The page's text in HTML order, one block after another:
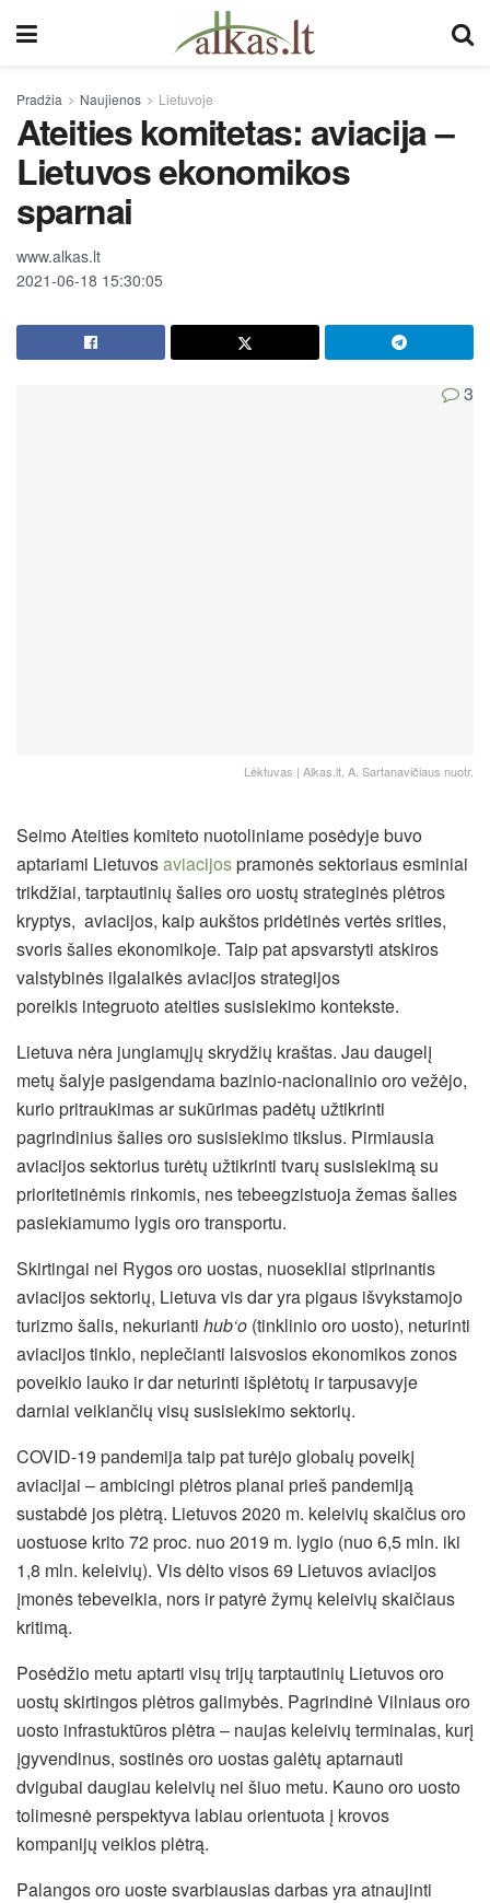
Pradžia Naujienos Lietuvoje
Ateities komitetas: aviacija –
Lietuvos ekonomikos
sparnai
www.alkas.lt
2021-06-18 15:30:05
3
Lėktuvas | Alkas.lt, A. Sartanavičiaus nuotr.
Seimo Ateities komiteto nuotoliniame posėdyje buvo
aptariami Lietuvosaviacijospramonės sektoriaus esminiai
trikdžiai, tarptautinių šalies oro uostų strateginės plėtros
kryptys, aviacijos, kaip aukštos pridėtinės vertės srities,
svoris šalies ekonomikoje. Taip pat apsvarstyti atskiros
valstybinės ilgalaikės aviacijos strategijos
poreikis integruoto ateities susisiekimo kontekste.
Lietuva nėra jungiamųjų skrydžių kraštas. Jau daugelį
metų šalyje pasigendama bazinio-nacionalinio oro vežėjo,
kurio pritraukimas ar sukūrimas padėtų užtikrinti
pagrindinius šalies oro susisiekimo tikslus. Pirmiausia
aviacijos sektorius turėtų užtikrinti tvarų susisiekimą su
prioritetinėmis rinkomis, nes tebeegzistuoja žemas šalies
pasiekiamumo lygis oro transportu.
Skirtingai nei Rygos oro uostas, nuosekliai stiprinantis
aviacijos sektorių, Lietuva vis dar yra pigaus išvykstamojo
turizmo šalis, nekurianti hub‘o (tinklinio oro uosto), neturinti
aviacijos tinklo, neplečianti laisvosios ekonomikos zonos
poveikio lauko ir dar neturinti išplėtotų ir tarpusavyje
darniai veikiančių visų susisiekimo sektorių.
COVID-19 pandemija taip pat turėjo globalų poveikį
aviacijai – ambicingi plėtros planai prieš pandemiją
sustabdė jos plėtrą. Lietuvos 2020 m. keleivių skaičius oro
uostuose krito 72 proc. nuo 2019 m. lygio (nuo 6,5 mln. iki
1,8 mln. keleivių). Vis dėlto visos 69 Lietuvos aviacijos
įmonės tebeveikia, nors ir patyrė žymų keleivių skaičiaus
kritimą.
Posėdžio metu aptarti visų trijų tarptautinių Lietuvos oro
uostų skirtingos plėtros galimybės. Pagrindinė Vilniaus oro
uosto infrastuktūros plėtra – naujas keleivių terminalas, kurį
įgyvendinus, sostinės oro uostas galėtų aptarnauti
dvigubai daugiau keleivių nei šiuo metu. Kauno oro uosto
tolimesnė perspektyva labiau orientuota į krovos
kompanijų veiklos plėtrą.
Palangos oro uoste svarbiausias darbas yra atnaujinti